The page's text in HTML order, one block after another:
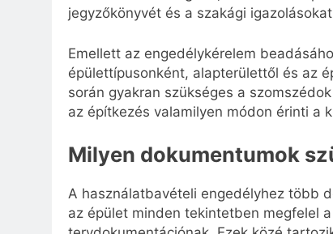
jegyzőkönyvét és a szakági
Emellett az engedélykérelem
épülettípusonként, alapterülettől és az
során gyakran szükséges a
az építkezés valamilyen módon érinti a
Milyen dokumentumok
A használatbavételi engedélyhez több
az épület minden tekintetben megfelel